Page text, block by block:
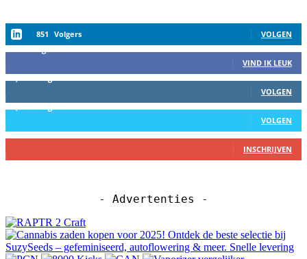
851 Volgers
VOLGEN
VIND IK LEUK
VOLGEN
VOLGEN
INSCHRIJVEN
- Advertenties -